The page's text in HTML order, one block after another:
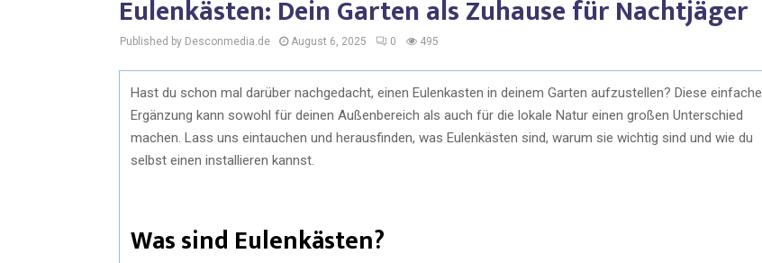
Eulenkästen: Dein Garten als Zuhause für Nachtjäger
Published by Desconmedia.de August 6, 2025 0 495
Hast du schon mal darüber nachgedacht, einen Eulenkasten in deinem Garten aufzustellen? Diese einfache
Ergänzung kann sowohl für deinen Außenbereich als auch für die lokale Natur einen großen Unterschied
machen. Lass uns eintauchen und herausfinden, was Eulenkästen sind, warum sie wichtig sind und wie du
selbst einen installieren kannst.
Was sind Eulenkästen?